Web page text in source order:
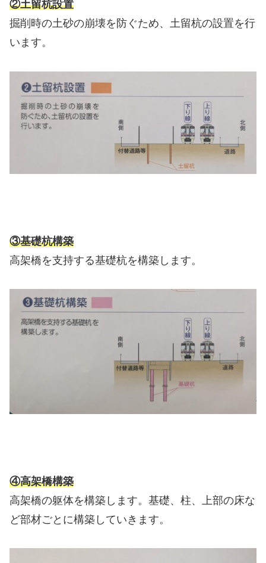
②土留杭設置
掘削時の土砂の崩壊を防ぐため、土留杭の設置を行
います。
③基礎杭構築
高架橋を支持する基礎杭を構築します。
④高架橋構築
高架橋の躯体を構築します。基礎、柱、上部の床な
ど部材ごとに構築していきます。